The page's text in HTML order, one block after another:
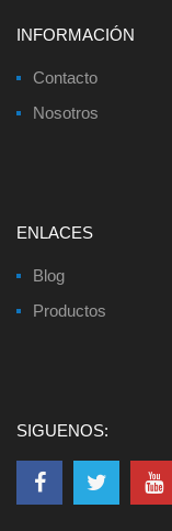
INFORMACIÓN
Contacto
Nosotros
ENLACES
Blog
Productos
SIGUENOS: